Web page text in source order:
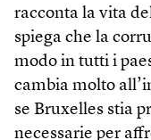
racconta la vita
spiega che la
modo in tutti i
cambia molto
se Bruxelles stia
necessarie per